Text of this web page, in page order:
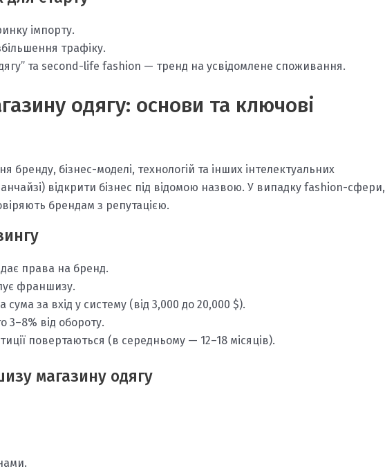
імпорту.
трафіку.
та second-life fashion — тренд на усвідомлене споживання.
одягу: основи та ключові
бізнес-моделі, технологій та інших інтелектуальних
відкрити бізнес під відомою назвою. У випадку fashion-сфери,
брендам з репутацією.
права на бренд.
франшизу.
за вхід у систему (від 3,000 до 20,000 $).
3–8% від обороту.
повертаються (в середньому — 12–18 місяців).
магазину одягу